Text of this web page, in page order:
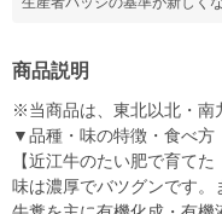
商品説明
※当商品は、東北以北・南
▼品種・味の特徴・食べ方
【近江牛のたい肥で育て
味は濃厚でバツグンです